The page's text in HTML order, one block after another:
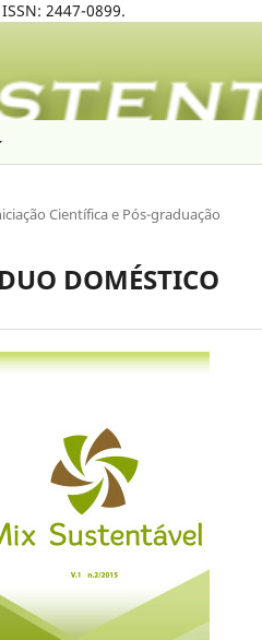
2447-0899.
Científica e Pós-graduação
DOMÉSTICO